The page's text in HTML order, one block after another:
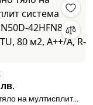
на мултисплит